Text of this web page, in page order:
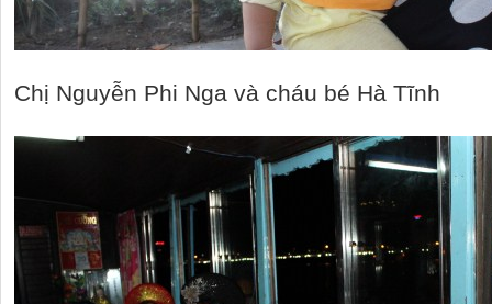
Chị Nguyễn Phi Nga và cháu bé Hà Tĩnh